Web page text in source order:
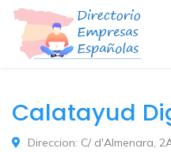
Calatayud
Direccion: C/ d'Almenara,